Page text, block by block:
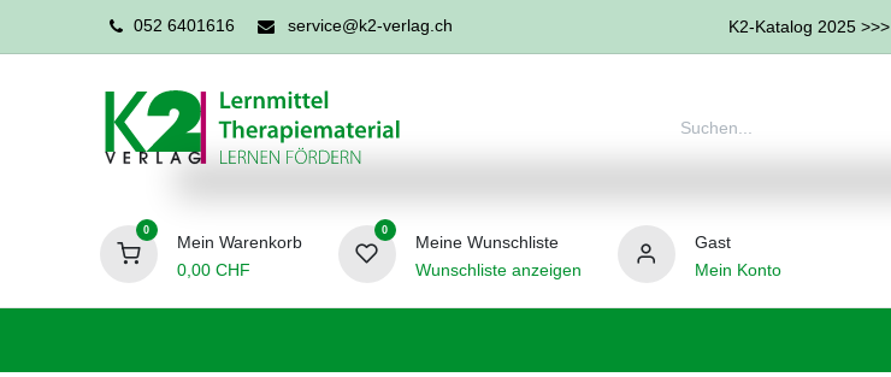
052 6401616 service@k2-verlag.ch K2-Katalog 2025 >>>
0
Mein Warenkorb
0,00CHF
0
Meine Wunschliste
Wunschliste anzeigen
Gast
Mein Konto